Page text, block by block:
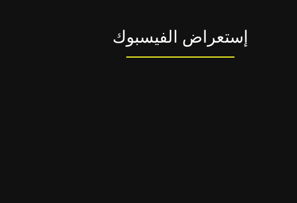
إستعراض الفيسبوك